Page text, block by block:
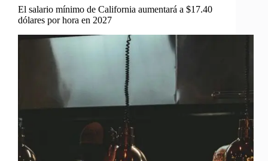
El salario mínimo de California aumentará a $17.40
dólares por hora en 2027